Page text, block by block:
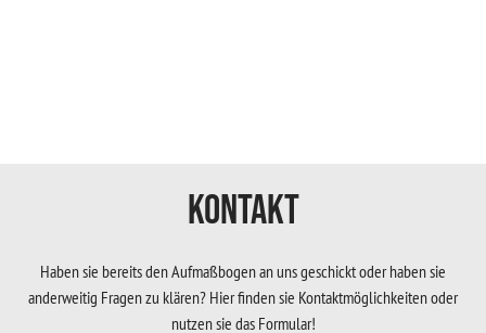
Kontakt
Haben sie bereits den Aufmaßbogen an uns geschickt oder haben sie
anderweitig Fragen zu klären? Hier finden sie Kontaktmöglichkeiten oder
nutzen sie das Formular!